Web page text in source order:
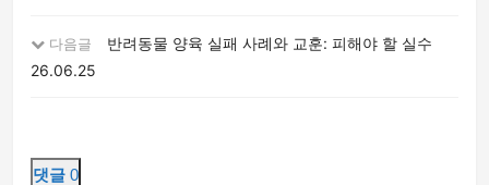
다음글
반려동물 양육 실패 사례와 교훈: 피해야 할 실수
26.06.25
댓글 0